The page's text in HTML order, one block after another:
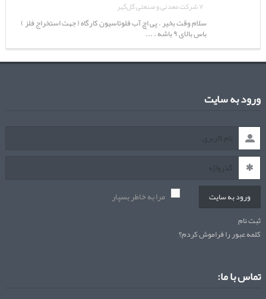
۷ شرکت معدنی و صنعتی گل‌گهر
سلام وقت بخیر . پی اچ آب فلوتاسیون کارگاه ( جهت استخراج فلز )
باس بالای ۹ باشه . ...
ورود به سایت
ورود به سایت مرا به خاطر بسپار
ثبت نام
کلمه عبور را فراموش کردم؟
تماس با ما: